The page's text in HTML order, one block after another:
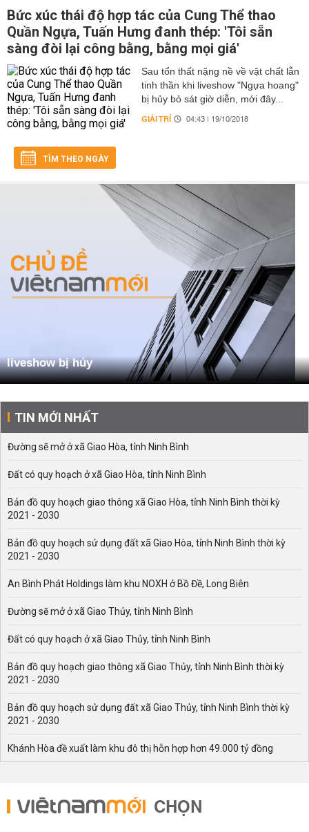
Bức xúc thái độ hợp tác của Cung Thể thao
Quần Ngựa, Tuấn Hưng đanh thép: 'Tôi sẵn
sàng đòi lại công bằng, bằng mọi giá'
Sau tổn thất nặng nề về vật chất lẫn
tinh thần khi liveshow "Ngựa hoang"
bị hủy bỏ sát giờ diễn, mới đây...
GIẢI TRÍ 04:43 | 19/10/2018
TÌM THEO NGÀY
liveshow bị hủy
TIN MỚI NHẤT
Đường sẽ mở ở xã Giao Hòa, tỉnh Ninh Bình
Đất có quy hoạch ở xã Giao Hòa, tỉnh Ninh Bình
Bản đồ quy hoạch giao thông xã Giao Hòa, tỉnh Ninh Bình thời kỳ
2021 - 2030
Bản đồ quy hoạch sử dụng đất xã Giao Hòa, tỉnh Ninh Bình thời kỳ
2021 - 2030
An Bình Phát Holdings làm khu NOXH ở Bồ Đề, Long Biên
Đường sẽ mở ở xã Giao Thủy, tỉnh Ninh Bình
Đất có quy hoạch ở xã Giao Thủy, tỉnh Ninh Bình
Bản đồ quy hoạch giao thông xã Giao Thủy, tỉnh Ninh Bình thời kỳ
2021 - 2030
Bản đồ quy hoạch sử dụng đất xã Giao Thủy, tỉnh Ninh Bình thời kỳ
2021 - 2030
Khánh Hòa đề xuất làm khu đô thị hỗn hợp hơn 49.000 tỷ đồng
CHỌN